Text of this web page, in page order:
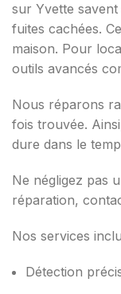
sur Yvette
fuites cachées.
maison. Pour
outils avancés
Nous réparons
fois trouvée.
dure dans le
Ne négligez pas
réparation,
Nos services
Détection